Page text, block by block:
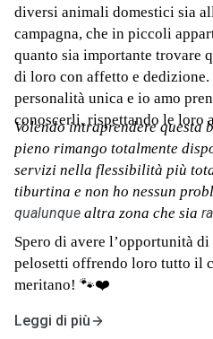
diversi animali domestici sia
campagna, che in piccoli
quanto sia importante trovare
di loro con affetto e dedizione.
personalità unica e io amo
conoscerli, rispettando le loro
Volendo intraprendere questa
pieno rimango totalmente
servizi nella flessibilità più
tiburtina e non ho nessun
qualunque altra zona che sia
Spero di avere l’opportunità
pelosetti offrendo loro tutto il
meritano! 🐾❤️
Leggi di più